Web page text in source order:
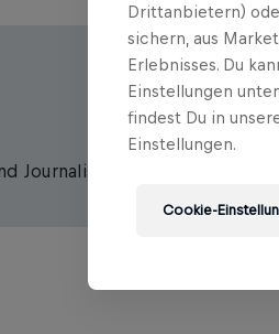
Journalist
Drittanbietern)
sichern, aus
Erlebnisses. Du
Einstellungen
findest Du in
Einstellungen.
Cookie-